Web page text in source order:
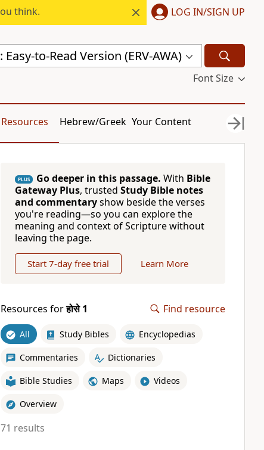
think. LOG IN/SIGN UP
to-Read Version (ERV-AWA)
Font Size
Resources Hebrew/Greek Your Content
PLUS Go deeper in this passage. With Bible
Gateway Plus, trusted Study Bible notes
and commentaryshow beside the verses
you're reading—so you can explore the
meaning and context of Scripture without
leaving the page.
Start 7-day free trial Learn More
Resources forहोसे 1 Find resource
All Study Bibles Encyclopedias
Commentaries Dictionaries
Bible Studies Maps Videos
Overview
71 results